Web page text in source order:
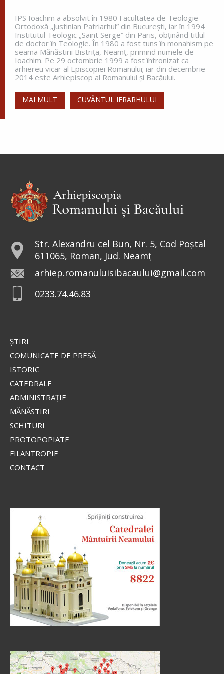
IPS Ioachim a absolvit în 1980 Facultatea de Teologie
Ortodoxă „Justinian Patriarhul” din Bucureşti, iar în 1994
Institutul Teologic „Saint Serge” din Paris, obţinând titlul
de doctor în Teologie. În 1980 a fost tuns în monahism pe
seama Mănăstirii Bistriţa, Neamţ, primind numele de
Ioachim. Pe 29 octombrie 1999 a fost întronizat ca
arhiereu vicar al Episcopiei Romanului; iar din decembrie
2014 este Arhiepiscop al Romanului și Bacăului.
MAI MULT CUVÂNTUL IERARHULUI
Str. Alexandru cel Bun, Nr. 5, Cod Poștal
611065, Roman, Jud. Neamț
arhiep.romanuluisibacaului@gmail.com
0233.74.46.83
ŞTIRI
COMUNICATE DE PRESĂ
ISTORIC
CATEDRALE
ADMINISTRAŢIE
MĂNĂSTIRI
SCHITURI
PROTOPOPIATE
FILANTROPIE
CONTACT